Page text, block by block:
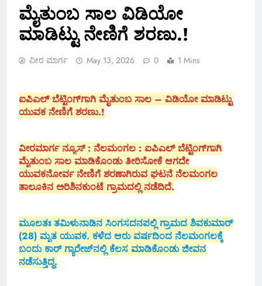
ಮೈತುಂಬ ಸಾಲ ವಿಡಿಯೋ
ಮಾಡಿಟ್ಟು ನೇಣಿಗೆ ಶರಣು.!
ವೀರ ಮಾರ್ಗ May 13, 2026 0 1 Mins
ಐಪಿಎಲ್ ಬೆಟ್ಟಿಂಗ್‌ಗಾಗಿ ಮೈತುಂಬ ಸಾಲ – ವಿಡಿಯೋ ಮಾಡಿಟ್ಟು
ಯುವಕ ನೇಣಿಗೆ ಶರಣು.!
ವೀರಮಾರ್ಗ ನ್ಯೂಸ್ : ನೆಲಮಂಗಲ : ಐಪಿಎಲ್ ಬೆಟ್ಟಿಂಗ್‌ಗಾಗಿ
ಮೈತುಂಬ ಸಾಲ ಮಾಡಿಕೊಂಡು ತೀರಿಸೋಕೆ ಆಗದೇ
ಯುವಕನೋರ್ವ ನೇಣಿಗೆ ಶರಣಾಗಿರುವ ಘಟನೆ ನೆಲಮಂಗಲ
ತಾಲೂಕಿನ ಅರಿಶಿನಕುಂಟೆ ಗ್ರಾಮದಲ್ಲಿ ನಡೆದಿದೆ.
ಮೂಲತಃ ತಮಿಳುನಾಡಿನ ಸಿಂಗಸದನಪಲ್ಲಿ ಗ್ರಾಮದ ಶಿವಕುಮಾರ್
(28) ಮೃತ ಯುವಕ. ಕಳೆದ ಆರು ವರ್ಷದಿಂದ ನೆಲಮಂಗಲಕ್ಕೆ
ಬಂದು ಕಾರ್ ಗ್ಯಾರೇಜ್‌ನಲ್ಲಿ ಕೆಲಸ ಮಾಡಿಕೊಂಡು ಜೀವನ
ನಡೆಸುತ್ತಿದ್ದ.